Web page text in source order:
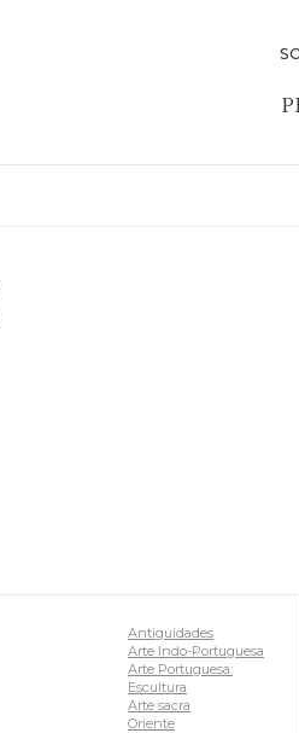
Antiguidades
Arte Indo-Portuguesa
Arte Portuguesa:
Escultura
Arte sacra
Oriente